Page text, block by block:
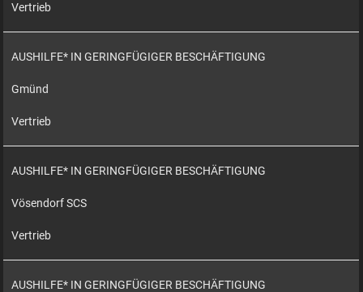
Vertrieb
AUSHILFE* IN GERINGFÜGIGER BESCHÄFTIGUNG
Gmünd
Vertrieb
AUSHILFE* IN GERINGFÜGIGER BESCHÄFTIGUNG
Vösendorf SCS
Vertrieb
AUSHILFE* IN GERINGFÜGIGER BESCHÄFTIGUNG